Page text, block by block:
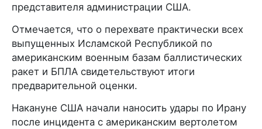
представителя администрации США.
Отмечается, что о перехвате практически всех
выпущенных Исламской Республикой по
американским военным базам баллистических
ракет и БПЛА свидетельствуют итоги
предварительной оценки.
Накануне США начали наносить удары по Ирану
после инцидента с американским вертолетом